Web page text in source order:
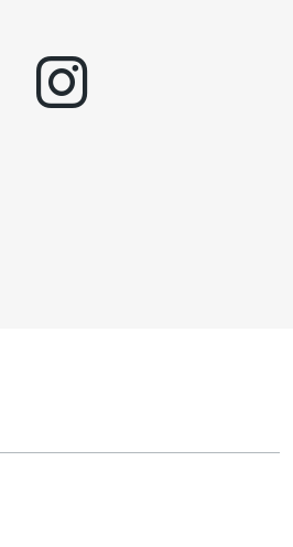
instagram